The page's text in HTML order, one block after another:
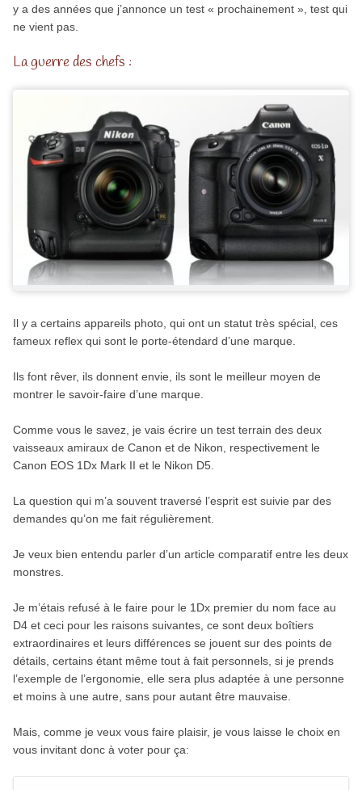
y a des années que j’annonce un test « prochainement », test qui
ne vient pas.
La guerre des chefs :
Il y a certains appareils photo, qui ont un statut très spécial, ces
fameux reflex qui sont le porte-étendard d’une marque.
Ils font rêver, ils donnent envie, ils sont le meilleur moyen de
montrer le savoir-faire d’une marque.
Comme vous le savez, je vais écrire un test terrain des deux
vaisseaux amiraux de Canon et de Nikon, respectivement le
Canon EOS 1Dx Mark II et le Nikon D5.
La question qui m’a souvent traversé l’esprit est suivie par des
demandes qu’on me fait régulièrement.
Je veux bien entendu parler d’un article comparatif entre les deux
monstres.
Je m’étais refusé à le faire pour le 1Dx premier du nom face au
D4 et ceci pour les raisons suivantes, ce sont deux boîtiers
extraordinaires et leurs différences se jouent sur des points de
détails, certains étant même tout à fait personnels, si je prends
l’exemple de l’ergonomie, elle sera plus adaptée à une personne
et moins à une autre, sans pour autant être mauvaise.
Mais, comme je veux vous faire plaisir, je vous laisse le choix en
vous invitant donc à voter pour ça: